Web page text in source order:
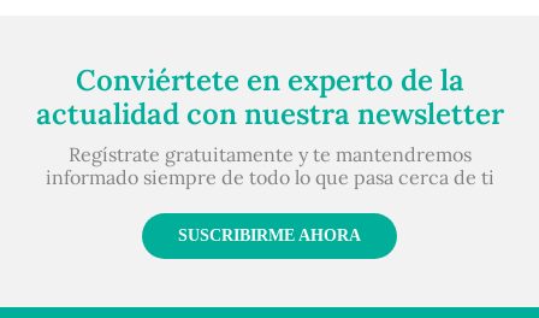
Conviértete en experto de la
actualidad con nuestra newsletter
Regístrate gratuitamente y te mantendremos
informado siempre de todo lo que pasa cerca de ti
SUSCRIBIRME AHORA